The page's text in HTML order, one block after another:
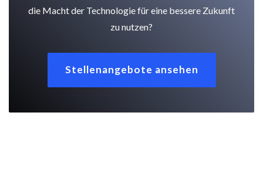
die Macht der Technologie für eine bessere Zukunft
zu nutzen?
Stellenangebote ansehen